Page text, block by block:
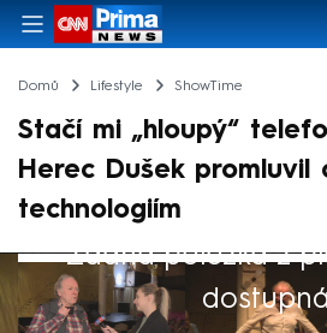
Domů Lifestyle ShowTime
Stačí mi „hloupý“
Herec Dušek promluvil
technologiím
Žádná položka z